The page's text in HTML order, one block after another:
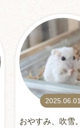
2025.06.01
おやすみ、吹雪。